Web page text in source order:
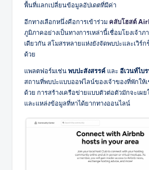
พื้นที่แลกเปลี่ยนข้อมูลอัปเดตที่มีค่า
อีกทางเลือกหนึ่งคือการเข้าร่วม คลับโฮสต์
ภูมิภาคอย่างเป็นทางการเหล่านี้เชื่อมโยงเจ้าภ
เดียวกัน สโมสรหลายแห่งยังจัดพบปะและเวิร์
ด้วย
แพลตฟอร์มเช่นพบปะสังสรรค์ และ อีเวนท์ไบ
สถานที่พบปะแบบออฟไลน์ของเจ้าของที่พักให้
ด้วย การสร้างเครือข่ายแบบตัวต่อตัวมักจะเผย
และแหล่งข้อมูลที่หาได้ยากทางออนไลน์